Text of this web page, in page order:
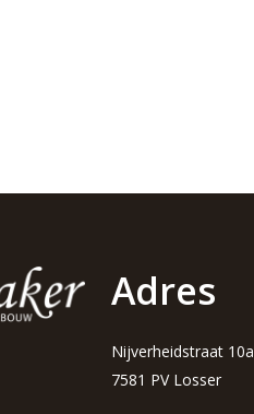
Adres
Nijverheidstraat 10a
7581 PV Losser